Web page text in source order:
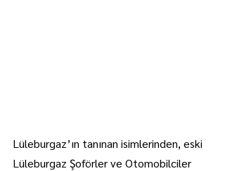
Lüleburgaz’ın tanınan isimlerinden, eski
Lüleburgaz Şoförler ve Otomobilciler